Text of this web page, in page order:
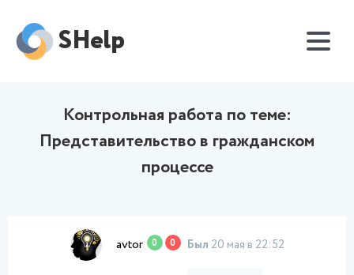
SHelp
Контрольная работа по теме:
Представительство в гражданском
процессе
avtor 0 0 Был 20 мая в 22:52